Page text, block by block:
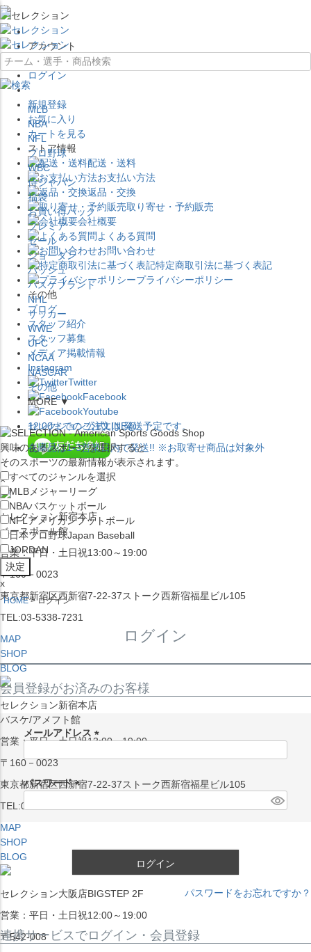
×
アカウント
ログイン
新規登録
お気に入り
カートを見る
ストア情報
配送・送料
お支払い方法
返品・交換
取り寄せ・予約販売
会社概要
よくある質問
お問い合わせ
特定商取引法に基づく表記
プライバシーポリシー
その他
ブログ
スタッフ紹介
スタッフ募集
メディア掲載情報
Instagram
Twitter
Facebook
Youtube
セレクション公式LINE@
×
セレクション新宿本店
ベースボール館
営業：平日・土日祝13:00～19:00
〒160－0023
東京都新宿区西新宿7-22-37ストーク西新宿福星ビル105
TEL:03-5338-7231
MAP
SHOP
BLOG
セレクション新宿本店
バスケ/アメフト館
営業：平日・土日祝13:00～19:00
〒160－0023
東京都新宿区西新宿7-22-37ストーク西新宿福星ビル105
TEL:03-5338-7231
MAP
SHOP
BLOG
セレクション大阪店BIGSTEP 2F
営業：平日・土日祝12:00～19:00
〒542-008
MLB
NBA
NFL
プロ野球
WBC
侍ジャパン
福袋
お買い得パック
プレミア
セール
ジョーダン
バッシュ
バスケブランド
NHL
サッカー
WWE
UFC
NCAA
NASCAR
その他
MORE ▼
12:00までのご注文は発送予定です。
在庫品は1-3営業日内で発送!! ※お取寄せ商品は対象外
興味のあるスポーツを選択すると
そのスポーツの最新情報が表示されます。
すべてのジャンルを選択
MLB メジャーリーグ
NBAバスケットボール
NFLアメリカンフットボール
日本プロ野球Japan Baseball
JORDAN
x
HOME ログイン
ログイン
会員登録がお済みのお客様
メールアドレス
須
)
パスワード
ログイン
パスワードをお忘れですか？
連携サービスでログイン・会員登録